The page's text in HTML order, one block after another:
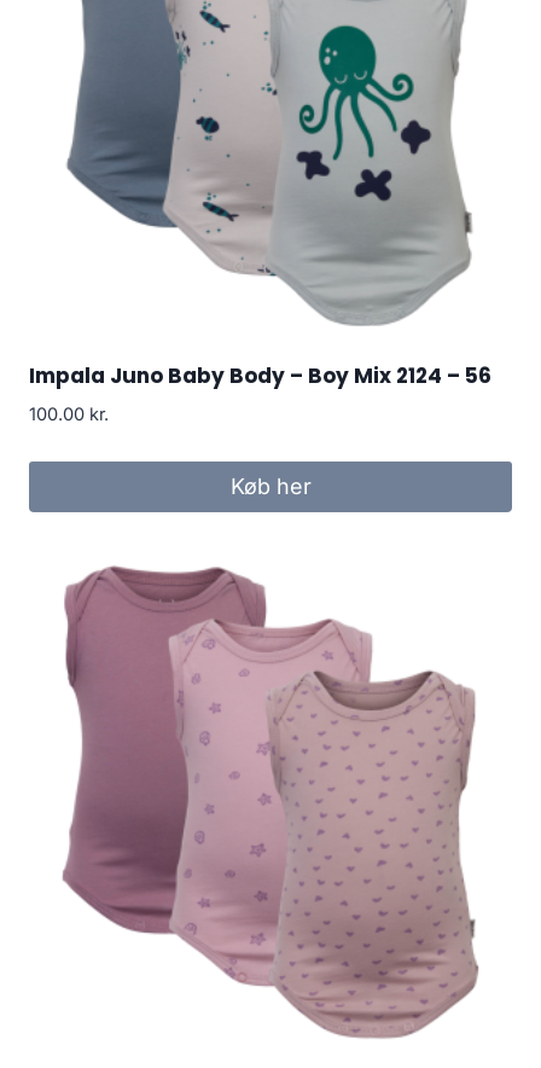
Impala Juno Baby Body – Boy Mix 2124 – 56
100.00 kr.
Køb her